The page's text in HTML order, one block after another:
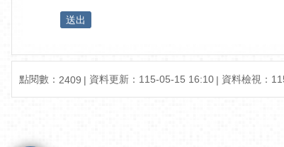
點閱數： 2409 資料更新：115-05-15 16:10 資料檢視：